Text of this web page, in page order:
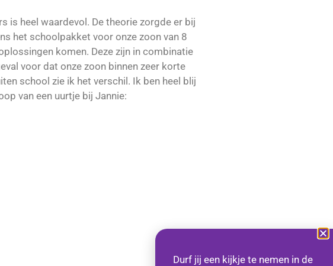
is heel waardevol. De theorie zorgde er bij
het schoolpakket voor onze zoon van 8
komen. Deze zijn in combinatie
voor dat onze zoon binnen zeer korte
school zie ik het verschil. Ik ben heel blij
van een uurtje bij Jannie:
Durf jij een kijkje te nemen in de